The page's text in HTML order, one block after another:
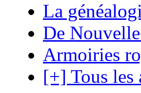
La
De
Armoiries
[+] Tous les